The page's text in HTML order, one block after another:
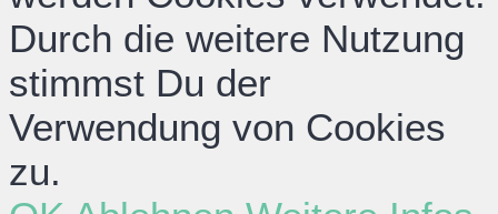
Durch die weitere Nutzung
stimmst Du der
Verwendung von Cookies
zu.